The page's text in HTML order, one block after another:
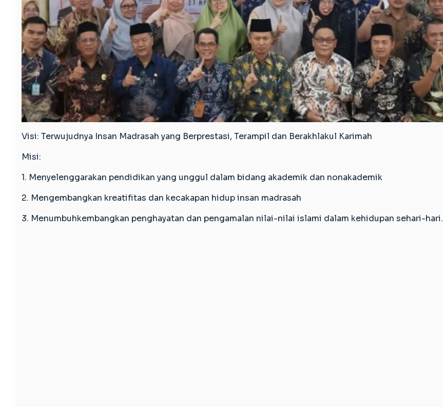
Visi: Terwujudnya Insan Madrasah yang Berprestasi, Terampil dan Berakhlakul Karimah
Misi:
1. Menyelenggarakan pendidikan yang unggul dalam bidang akademik dan nonakademik
2. Mengembangkan kreatifitas dan kecakapan hidup insan madrasah
3. Menumbuhkembangkan penghayatan dan pengamalan nilai-nilai islami dalam kehidupan sehari-hari.